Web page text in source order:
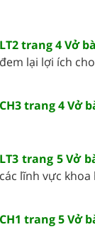
LT2 trang 4 Vở
đem lại lợi ích
CH3 trang 4 Vở
LT3 trang 5 Vở
các lĩnh vực
CH1 trang 5 Vở